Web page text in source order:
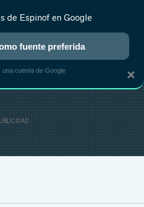
ANIME RANKINGS CINE
×
de Espinof en Google
fuente preferida
una cuenta de Google